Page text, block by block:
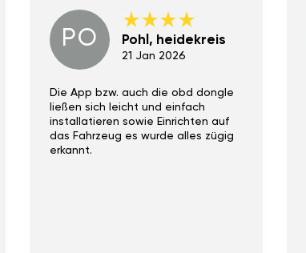
PO Pohl, heidekreis
21 Jan 2026
Die App bzw. auch die obd dongle
ließen sich leicht und einfach
installatieren sowie Einrichten auf
das Fahrzeug es wurde alles zügig
erkannt.